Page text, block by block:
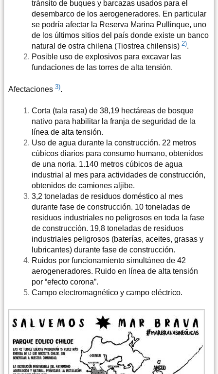
tránsito de buques y barcazas usados para el
desembarco de los aerogeneradores. En particular
se podría afectar la Reserva Marina Pullinque, uno
de los últimos sitios del país donde existe un banco
natural de ostra chilena (Tiostrea chilensis) 2).
Posible uso de explosivos para excavar las
fundaciones de las torres de alta tensión.
Afectaciones 3).
Corta (tala rasa) de 38,19 hectáreas de bosque
nativo para habilitar la franja de seguridad de la
línea de alta tensión.
Uso de agua durante la construcción. 22 metros
cúbicos diarios para consumo humano, obtenidos
de una noria. 1.140 metros cúbicos de agua
industrial al mes para actividades de construcción,
obtenidos de camiones aljibe.
3,2 toneladas de residuos doméstico al mes
durante fase de construcción. 10 toneladas de
residuos industriales no peligrosos en toda la fase
de construcción. 19,8 toneladas de residuos
industriales peligrosos (baterías, aceites, grasas y
lubricantes) durante fase de construcción.
Ruidos por funcionamiento simultáneo de 42
aerogeneradores. Ruido en línea de alta tensión
por “efecto corona”.
Campo electromagnético y campo eléctrico.